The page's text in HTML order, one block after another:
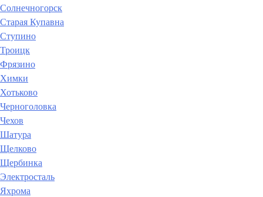
Солнечногорск
Старая Купавна
Ступино
Троицк
Фрязино
Химки
Хотьково
Черноголовка
Чехов
Шатура
Щелково
Щербинка
Электросталь
Яхрома